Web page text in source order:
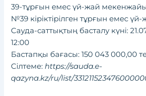
39-тұрғын емес үй-жай
№39 кіріктірілген тұрғын емес үй-
Сауда-саттықтың басталу күні:
12:00
Бастапқы бағасы: 150 043 000,00
Сілтеме: https://sauda.e-
qazyna.kz/ru/list/